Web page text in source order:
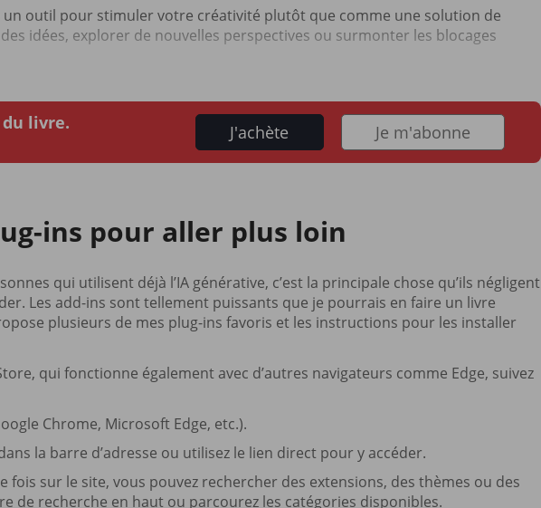
un outil pour stimuler votre créativité plutôt que comme une solution de
idées, explorer de nouvelles perspectives ou surmonter les blocages
livre.
J'achète Je m'abonne
ins pour aller plus loin
qui utilisent déjà l’IA générative, c’est la principale chose qu’ils négligent
Les add-ins sont tellement puissants que je pourrais en faire un livre
plusieurs de mes plug-ins favoris et les instructions pour les installer
qui fonctionne également avec d’autres navigateurs comme Edge, suivez
Chrome, Microsoft Edge, etc.).
la barre d’adresse ou utilisez le lien direct pour y accéder.
fois sur le site, vous pouvez rechercher des extensions, des thèmes ou des
de recherche en haut ou parcourez les catégories disponibles.